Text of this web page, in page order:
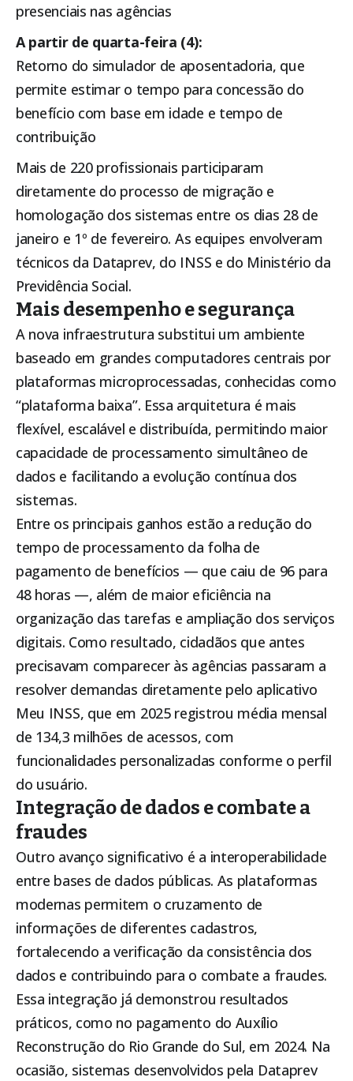
presenciais nas agências
A partir de quarta-feira (4):
Retorno do simulador de aposentadoria, que
permite estimar o tempo para concessão do
benefício com base em idade e tempo de
contribuição
Mais de 220 profissionais participaram
diretamente do processo de migração e
homologação dos sistemas entre os dias 28 de
janeiro e 1º de fevereiro. As equipes envolveram
técnicos da Dataprev, do INSS e do Ministério da
Previdência Social.
Mais desempenho e segurança
A nova infraestrutura substitui um ambiente
baseado em grandes computadores centrais por
plataformas microprocessadas, conhecidas como
“plataforma baixa”. Essa arquitetura é mais
flexível, escalável e distribuída, permitindo maior
capacidade de processamento simultâneo de
dados e facilitando a evolução contínua dos
sistemas.
Entre os principais ganhos estão a redução do
tempo de processamento da folha de
pagamento de benefícios — que caiu de 96 para
48 horas —, além de maior eficiência na
organização das tarefas e ampliação dos serviços
digitais. Como resultado, cidadãos que antes
precisavam comparecer às agências passaram a
resolver demandas diretamente pelo aplicativo
Meu INSS, que em 2025 registrou média mensal
de 134,3 milhões de acessos, com
funcionalidades personalizadas conforme o perfil
do usuário.
Integração de dados e combate a
fraudes
Outro avanço significativo é a interoperabilidade
entre bases de dados públicas. As plataformas
modernas permitem o cruzamento de
informações de diferentes cadastros,
fortalecendo a verificação da consistência dos
dados e contribuindo para o combate a fraudes.
Essa integração já demonstrou resultados
práticos, como no pagamento do Auxílio
Reconstrução do Rio Grande do Sul, em 2024. Na
ocasião, sistemas desenvolvidos pela Dataprev